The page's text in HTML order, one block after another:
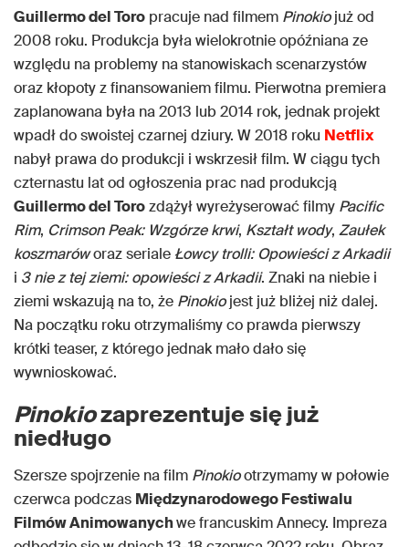
Guillermo del Toro pracuje nad filmem Pinokiojuż od
2008 roku. Produkcja była wielokrotnie opóźniana ze
względu na problemy na stanowiskach scenarzystów
oraz kłopoty z finansowaniem filmu. Pierwotna premiera
zaplanowana była na 2013 lub 2014 rok, jednak projekt
wpadł do swoistej czarnej dziury. W 2018 roku Netflix
nabył prawa do produkcji i wskrzesił film. W ciągu tych
czternastu lat od ogłoszenia prac nad produkcją
Guillermo del Torozdążył wyreżyserować filmy Pacific
Rim, Crimson Peak: Wzgórze krwi, Kształt wody, Zaułek
koszmaróworaz seriale Łowcy trolli: Opowieści z Arkadii
i 3 nie z tej ziemi: opowieści z Arkadii. Znaki na niebie i
ziemi wskazują na to, że Pinokiojest już bliżej niż dalej.
Na początku roku otrzymaliśmy co prawda pierwszy
krótki teaser, z którego jednak mało dało się
wywnioskować.
Pinokiozaprezentuje się już
niedługo
Szersze spojrzenie na film Pinokiootrzymamy w połowie
czerwca podczas Międzynarodowego Festiwalu
Filmów Animowanychwe francuskim Annecy. Impreza